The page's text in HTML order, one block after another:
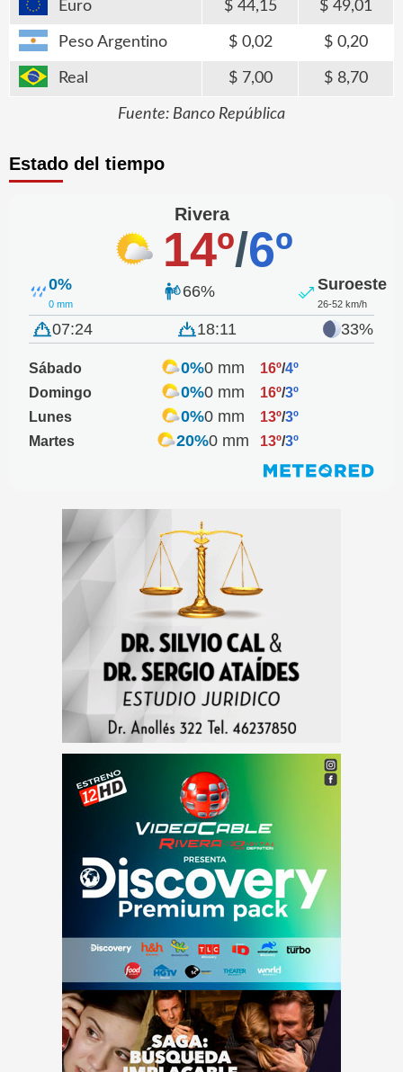
Euro 44,15 49,01
Peso Argentino 0,02 0,20
Real 7,00 8,70
Fuente: Banco República
Estado del tiempo
Rivera
14º/6º
0%
0 mm
66% Suroeste
26-52 km/h
07:24 18:11 33%
Sábado 0%0 mm 16º/4º
Domingo
0%0 mm 16º/3º
Lunes
0%0 mm 13º/3º
Martes
20%0 mm 13º/3º